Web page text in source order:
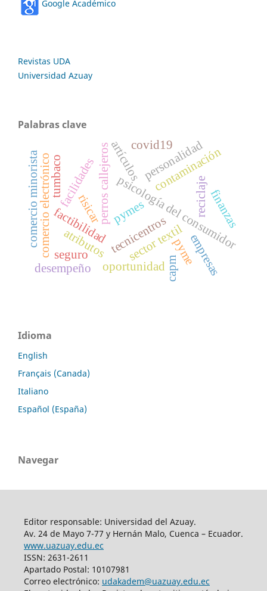
Google Académico
Revistas UDA
Universidad Azuay
Palabras clave
tecnicentros
psicología del consumidor
reciclaje
perros callejeros
factibilidad
contaminación
sector textil
pymes
comercio electrónico personalidad
comercio minorista facilidades
atributos empresas
artículos
risicar
pyme
oportunidad
covid19
finanzas
capm
desempeño
seguro
tumbaco
Idioma
English
Français (Canada)
Italiano
Español (España)
Navegar
Editor responsable: Universidad del Azuay.
Av. 24 de Mayo 7-77 y Hernán Malo, Cuenca – Ecuador.
www.uazuay.edu.ec
ISSN: 2631-2611
Apartado Postal: 10107981
Correo electrónico: udakadem@uazuay.edu.ec